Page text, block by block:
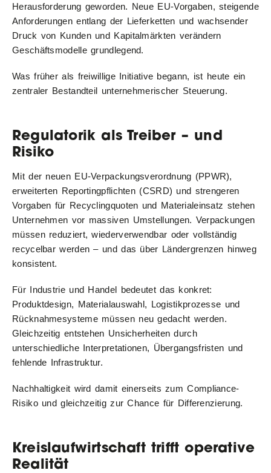
Herausforderung geworden. Neue EU-Vorgaben, steigende
Anforderungen entlang der Lieferketten und wachsender
Druck von Kunden und Kapitalmärkten verändern
Geschäftsmodelle grundlegend.
Was früher als freiwillige Initiative begann, ist heute ein
zentraler Bestandteil unternehmerischer Steuerung.
Regulatorik als Treiber – und
Risiko
Mit der neuen EU-Verpackungsverordnung (PPWR),
erweiterten Reportingpflichten (CSRD) und strengeren
Vorgaben für Recyclingquoten und Materialeinsatz stehen
Unternehmen vor massiven Umstellungen. Verpackungen
müssen reduziert, wiederverwendbar oder vollständig
recycelbar werden – und das über Ländergrenzen hinweg
konsistent.
Für Industrie und Handel bedeutet das konkret:
Produktdesign, Materialauswahl, Logistikprozesse und
Rücknahmesysteme müssen neu gedacht werden.
Gleichzeitig entstehen Unsicherheiten durch
unterschiedliche Interpretationen, Übergangsfristen und
fehlende Infrastruktur.
Nachhaltigkeit wird damit einerseits zum Compliance-
Risiko und gleichzeitig zur Chance für Differenzierung.
Kreislaufwirtschaft trifft operative
Realität